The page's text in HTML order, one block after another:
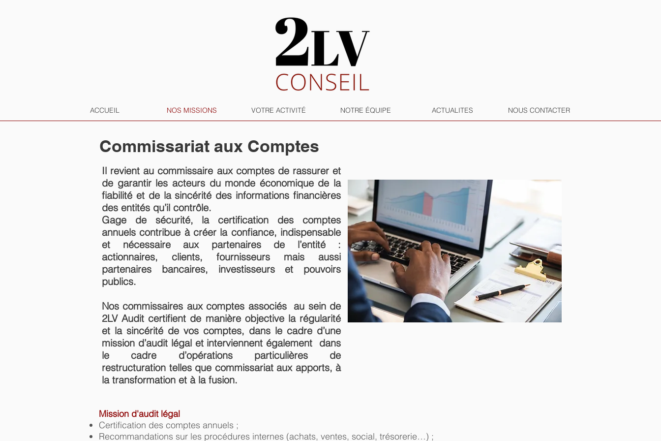
ACCUEIL NOS MISSIONS VOTRE ACTIVITÉ NOTRE ÉQUIPE ACTUALITES NOUS CONTACTER
Commissariat aux Comptes
Il revient au commissaire aux comptes de rassurer et
de garantir les acteurs du monde économique de la
fiabilité et de la sincérité des informations financières
des entités qu’il contrôle.
Gage de sécurité, la certification des comptes
annuels contribue à créer la confiance, indispensable
et nécessaire aux partenaires de l’entité :
actionnaires, clients, fournisseurs mais aussi
partenaires bancaires, investisseurs et pouvoirs
publics.
Nos commissaires aux comptes associés au sein de
2LV Audit certifient de manière objective la régularité
et la sincérité de vos comptes, dans le cadre d’une
mission d’audit légal et interviennent également dans
le cadre d’opérations particulières de
restructuration telles que commissariat aux apports, à
la transformation et à la fusion.
Mission d'audit légal
Certification des comptes annuels ;
Recommandations sur les procédures internes (achats, ventes, social, trésorerie…) ;